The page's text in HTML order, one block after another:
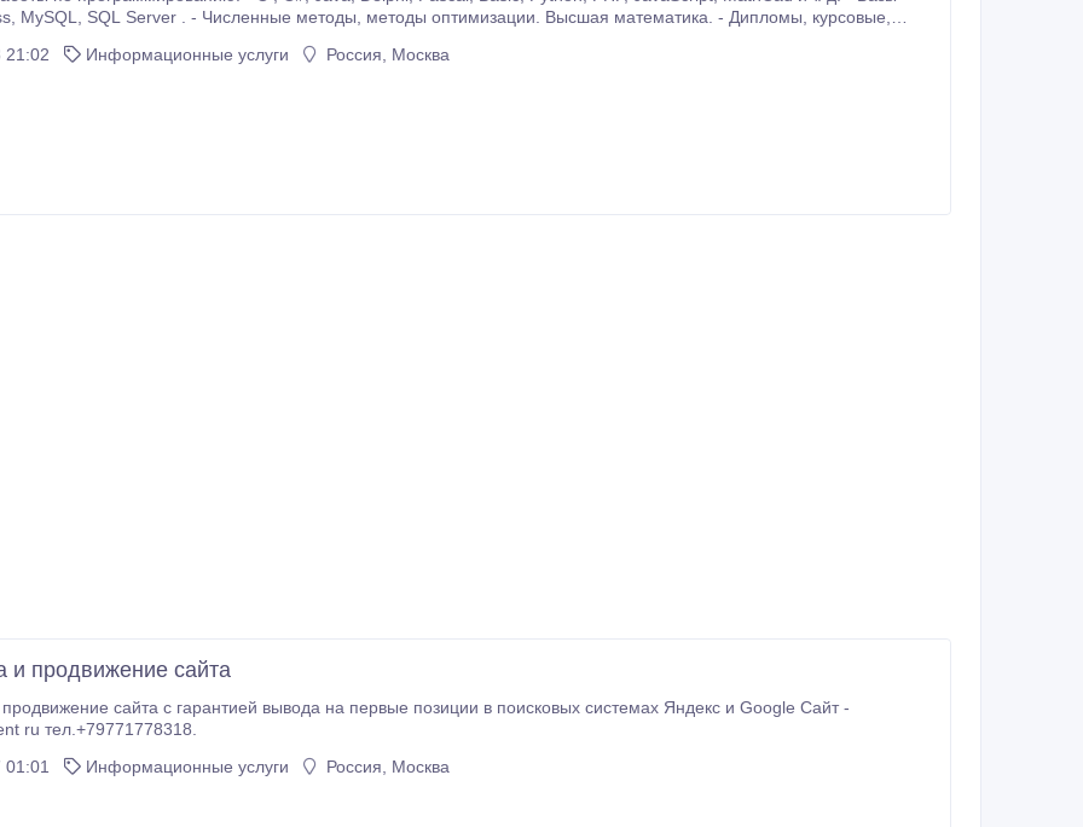
рублей час.
21:02 Информационные услуги Россия, Москва
и продвижение сайта
сайта с гарантией вывода на первые позиции в поисковых системах Яндекс и Google Сайт -
ru тел.+79771778318.
Информационные услуги Россия, Москва